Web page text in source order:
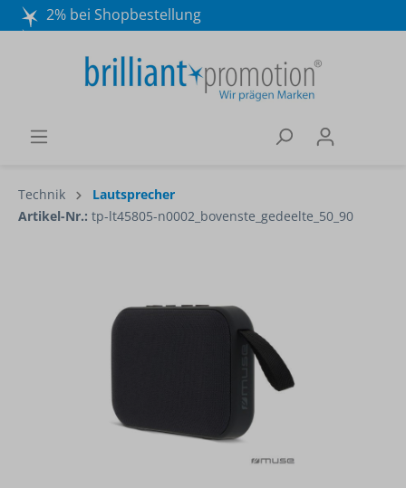
2% bei Shopbestellung
Wir beraten Sie gerne:
040 / 570 18 25 70
Technik
Lautsprecher
Artikel-Nr.: tp-lt45805-n0002_bovenste_gedeelte_50_90